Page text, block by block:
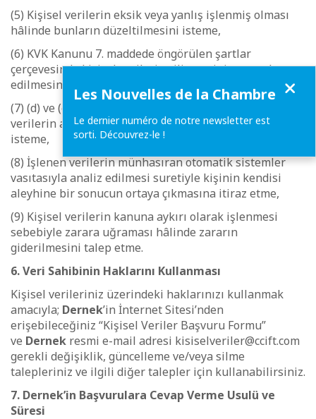
(5) Kişisel verilerin eksik veya yanlış işlenmiş olması
hâlinde bunların düzeltilmesini isteme,
(6) KVK Kanunu 7. maddede öngörülen şartlar
çerçevesinde kişisel verilerin silinmesini veya yok
edilmesini isteme,
(7) (d) ve (e) bentleri uyarınca yapılan işlemlerin, kişisel
verilerin aktarıldığı üçüncü kişilere bildirilmesini
isteme,
(8) İşlenen verilerin münhasıran otomatik sistemler
vasıtasıyla analiz edilmesi suretiyle kişinin kendisi
aleyhine bir sonucun ortaya çıkmasına itiraz etme,
(9) Kişisel verilerin kanuna aykırı olarak işlenmesi
sebebiyle zarara uğraması hâlinde zararın
giderilmesini talep etme.
6. Veri Sahibinin Haklarını Kullanması
Kişisel verileriniz üzerindeki haklarınızı kullanmak
amacıyla; Dernek’in İnternet Sitesi’nden
erişebileceğiniz “Kişisel Veriler Başvuru Formu”
ve Dernek resmi e-mail adresi kisiselveriler@ccift.com
gerekli değişiklik, güncelleme ve/veya silme
talepleriniz ve ilgili diğer talepler için kullanabilirsiniz.
7. Dernek’in Başvurulara Cevap Verme Usulü ve
Süresi
Les Nouvelles de la Chambre
Le dernier numéro de notre newsletter est
sorti. Découvrez-le !